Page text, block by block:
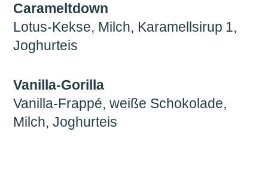
Carameltdown
Lotus-Kekse, Milch, Karamellsirup 1,
Joghurteis
Vanilla-Gorilla
Vanilla-Frappé, weiße Schokolade,
Milch, Joghurteis